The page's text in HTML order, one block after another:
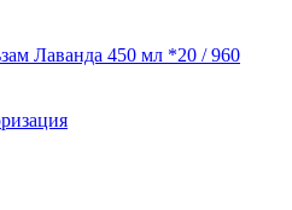
Лаванда 450 мл *20 / 960